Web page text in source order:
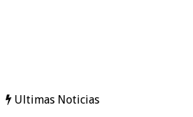
Ultimas Noticias